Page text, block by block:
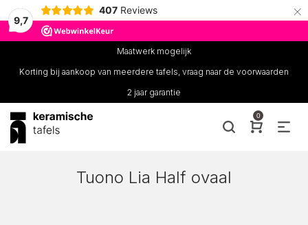
9,7
407 Reviews ×
Maatwerk mogelijk
Korting bij aankoop van meerdere tafels, vraag naar de voorwaarden
2 jaar garantie
0
Tuono Lia Half ovaal